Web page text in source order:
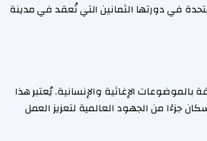
في دورتها الثمانين التي تُعقد في مدينة
بالموضوعات الإغاثية والإنسانية. يُعتبر هذا
جزءًا من الجهود العالمية لتعزيز العمل